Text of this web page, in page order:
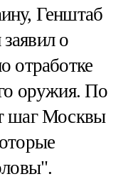
Генштаб
о
отработке
оружия. По
шаг Москвы